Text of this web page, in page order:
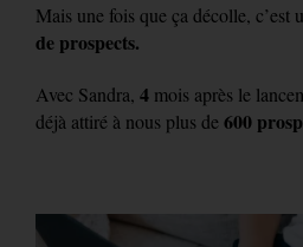
Mais une fois que ça décolle, c’est
de prospects.
Avec Sandra, 4 mois après le
déjà attiré à nous plus de 600